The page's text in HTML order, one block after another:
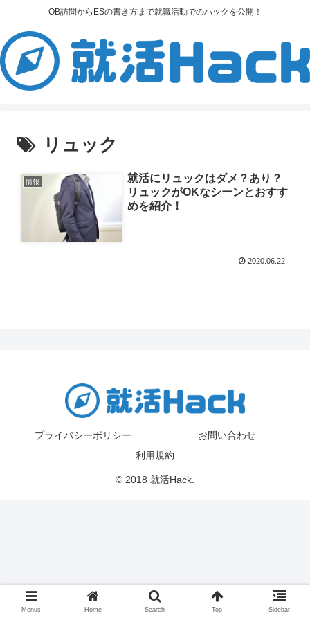
OB訪問からESの書き方まで就職活動でのハックを公開！
リュック
情報
就活にリュックはダメ？あり？
リュックがOKなシーンとおすす
めを紹介！
2020.06.22
プライバシーポリシー
お問い合わせ
利用規約
© 2018 就活Hack.
Menus Home Search Top Sidebar